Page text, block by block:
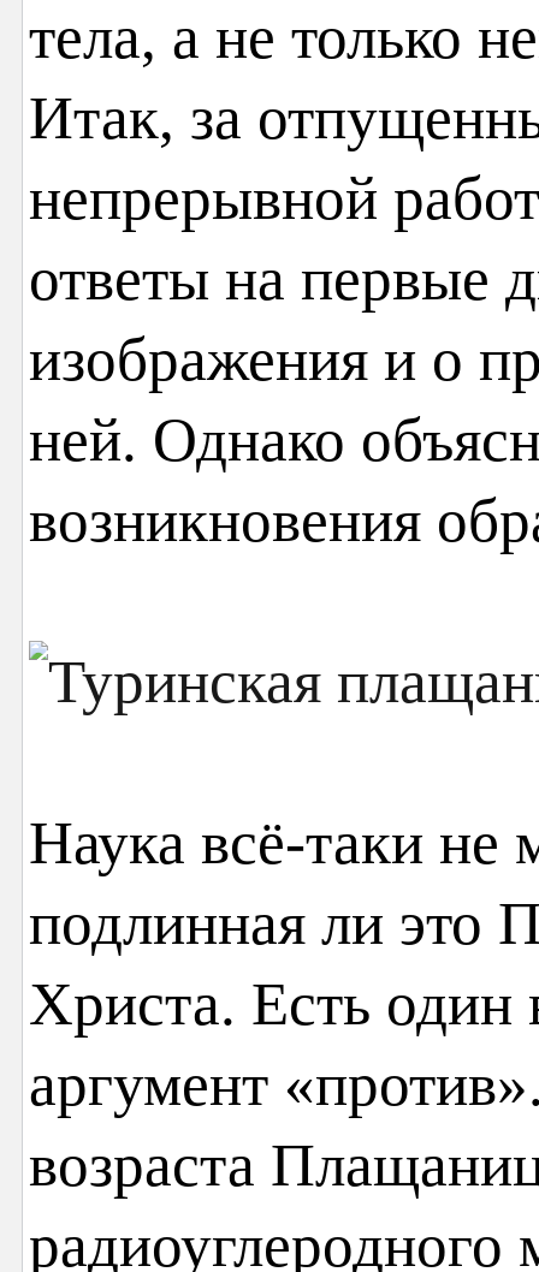
тела, а не только
Итак, за
непрерывной
ответы на первые
изображения и о
ней. Однако
возникновения
Наука всё-таки не
подлинная ли это
Христа. Есть один
аргумент
возраста